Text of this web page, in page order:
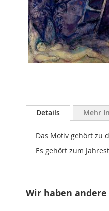
Anfang
springen
Details
Das Motiv gehört zu
Es gehört zum
Mehr
Wir haben